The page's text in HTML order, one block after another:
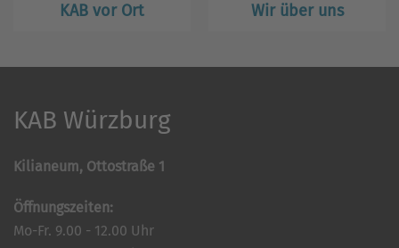
KAB vor Ort Wir über uns
KAB Würzburg
Kilianeum, Ottostraße 1
Öffnungszeiten:
Mo-Fr. 9.00 - 12.00 Uhr